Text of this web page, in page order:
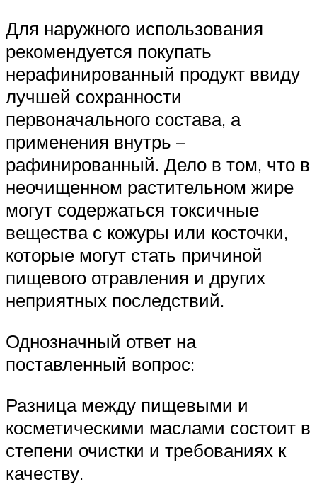
Для наружного использования
рекомендуется покупать
нерафинированный продукт ввиду
лучшей сохранности
первоначального состава, а
применения внутрь –
рафинированный. Дело в том, что в
неочищенном растительном жире
могут содержаться токсичные
вещества с кожуры или косточки,
которые могут стать причиной
пищевого отравления и других
неприятных последствий.
Однозначный ответ на
поставленный вопрос:
Разница между пищевыми и
косметическими маслами состоит в
степени очистки и требованиях к
качеству.